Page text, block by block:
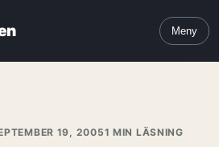
Meny
19, 20051 MIN LÄSNING